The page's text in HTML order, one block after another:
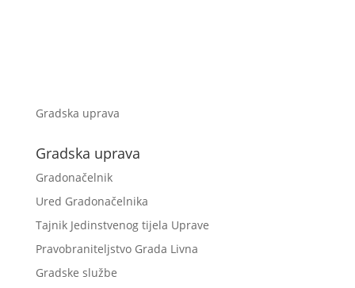
Gradska uprava
Gradska uprava
Gradonačelnik
Ured Gradonačelnika
Tajnik Jedinstvenog tijela Uprave
Pravobraniteljstvo Grada Livna
Gradske službe